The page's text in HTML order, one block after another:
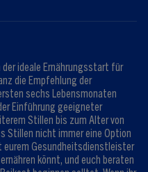
Info
Anmelden
ideale Ernährungsstart für
die Empfehlung der
sechs Lebensmonaten
Einführung geeigneter
Stillen bis zum Alter von
Stillen nicht immer eine Option
eurem Gesundheitsdienstleister
könnt, und euch beraten